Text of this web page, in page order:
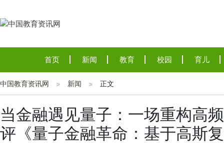
首页 新闻 教育 校园 育儿
中国教育资讯网 新闻 正文
当金融遇见量子：一场重构
评《量子金融革命：基于高斯